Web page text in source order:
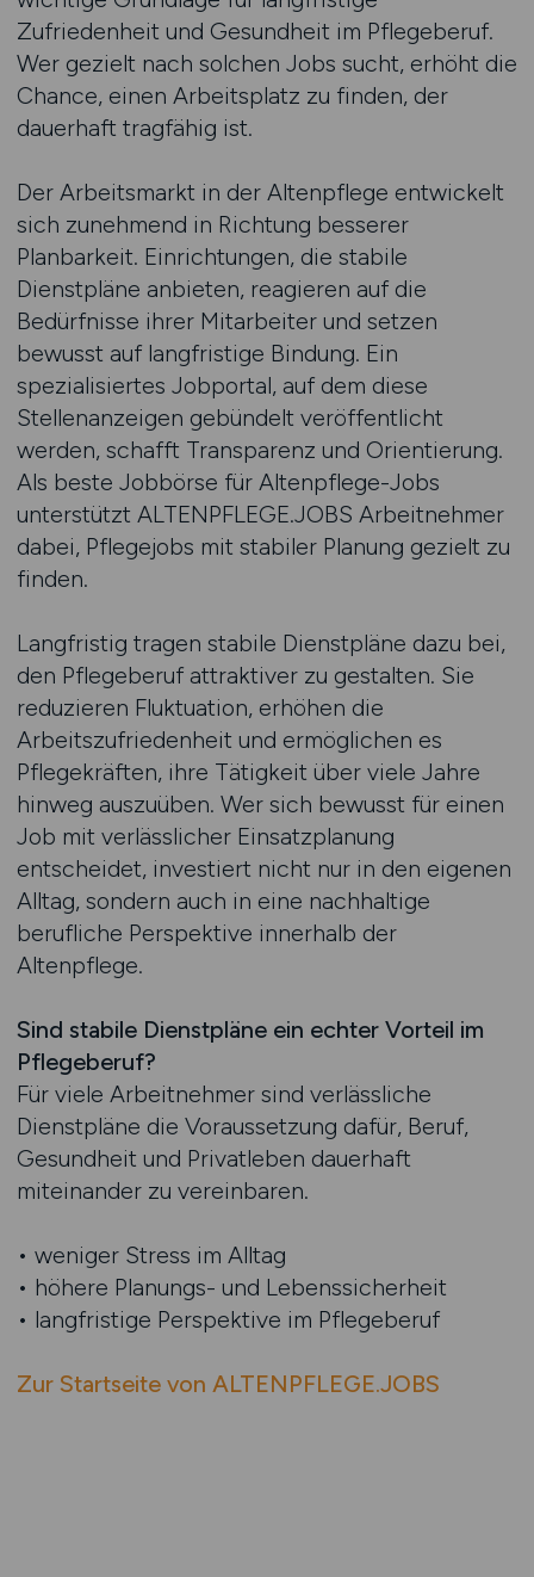
Zufriedenheit und Gesundheit im Pflegeberuf.
Wer gezielt nach solchen Jobs sucht, erhöht die
Chance, einen Arbeitsplatz zu finden, der
dauerhaft tragfähig ist.
Der Arbeitsmarkt in der Altenpflege entwickelt
sich zunehmend in Richtung besserer
Planbarkeit. Einrichtungen, die stabile
Dienstpläne anbieten, reagieren auf die
Bedürfnisse ihrer Mitarbeiter und setzen
bewusst auf langfristige Bindung. Ein
spezialisiertes Jobportal, auf dem diese
Stellenanzeigen gebündelt veröffentlicht
werden, schafft Transparenz und Orientierung.
Als beste Jobbörse für Altenpflege-Jobs
unterstützt ALTENPFLEGE.JOBS Arbeitnehmer
dabei, Pflegejobs mit stabiler Planung gezielt zu
finden.
Langfristig tragen stabile Dienstpläne dazu bei,
den Pflegeberuf attraktiver zu gestalten. Sie
reduzieren Fluktuation, erhöhen die
Arbeitszufriedenheit und ermöglichen es
Pflegekräften, ihre Tätigkeit über viele Jahre
hinweg auszuüben. Wer sich bewusst für einen
Job mit verlässlicher Einsatzplanung
entscheidet, investiert nicht nur in den eigenen
Alltag, sondern auch in eine nachhaltige
berufliche Perspektive innerhalb der
Altenpflege.
Sind stabile Dienstpläne ein echter Vorteil im
Pflegeberuf?
Für viele Arbeitnehmer sind verlässliche
Dienstpläne die Voraussetzung dafür, Beruf,
Gesundheit und Privatleben dauerhaft
miteinander zu vereinbaren.
• weniger Stress im Alltag
• höhere Planungs- und Lebenssicherheit
• langfristige Perspektive im Pflegeberuf
Zur Startseite von ALTENPFLEGE.JOBS